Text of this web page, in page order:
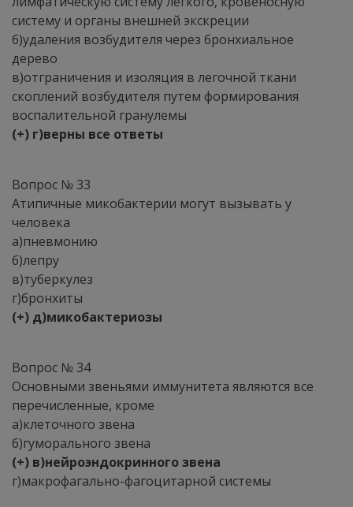
систему и органы внешней экскреции
б)удаления возбудителя через бронхиальное
дерево
в)отграничения и изоляция в легочной ткани
скоплений возбудителя путем формирования
воспалительной гранулемы
(+) г)верны все ответы
Вопрос № 33
Атипичные микобактерии могут вызывать у
человека
а)пневмонию
б)лепру
в)туберкулез
г)бронхиты
(+) д)микобактериозы
Вопрос № 34
Основными звеньями иммунитета являются все
перечисленные, кроме
а)клеточного звена
б)гуморального звена
(+) в)нейроэндокринного звена
г)макрофагально-фагоцитарной системы